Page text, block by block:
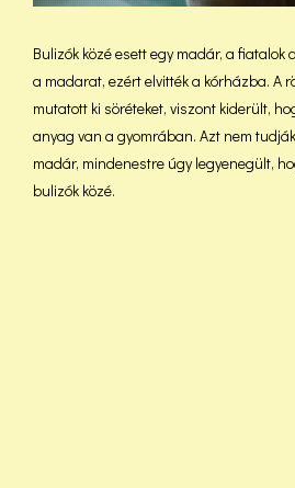
Bulizók közé esett egy madár, a fiatalok
a madarat, ezért elvitték a kórházba. A
mutatott ki söréteket, viszont kiderült,
anyag van a gyomrában. Azt nem
madár, mindenestre úgy legyenegült,
bulizók közé.